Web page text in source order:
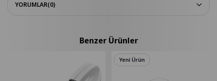
YORUMLAR(0)
Benzer Ürünler
Yeni Ürün